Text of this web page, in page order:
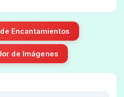
Encantamientos
de Imágenes